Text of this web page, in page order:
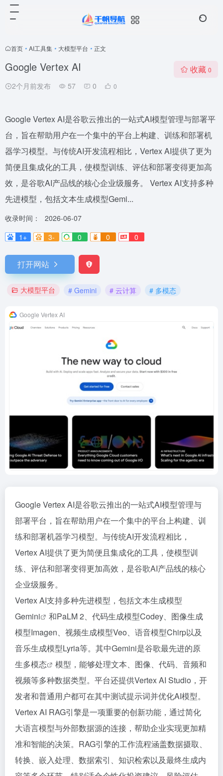
首页 • AI工具集 • 大模型平台 • 正文
Google Vertex AI
2个月前发布 57 0 0
收藏 0
Google Vertex AI是谷歌云推出的一站式AI模型管理与部署平
台，旨在帮助用户在一个集中的平台上构建、训练和部署机
器学习模型。与传统AI开发流程相比，Vertex AI提供了更为
简便且集成化的工具，使模型训练、评估和部署变得更加高
效，是谷歌AI产品线的核心企业级服务。 Vertex AI支持多种
先进模型，包括文本生成模型Gemi...
收录时间：
2026-06-07
1+
3- 0 0 0
打开网站
大模型平台 # Gemini # 云计算 # 多模态
Google Vertex AI
Google Vertex AI是谷歌云推出的一站式AI模型管理与
部署平台，旨在帮助用户在一个集中的平台上构建、训
练和部署机器学习模型。与传统AI开发流程相比，
Vertex AI提供了更为简便且集成化的工具，使模型训
练、评估和部署变得更加高效，是谷歌AI产品线的核心
企业级服务。
Vertex AI支持多种先进模型，包括文本生成模型
Gemini
和PaLM 2、代码生成模型Codey、图像生成
模型Imagen、视频生成模型Veo、语音模型Chirp以及
音乐生成模型Lyria等。其中Gemini是谷歌最先进的原
生多模态
模型，能够处理文本、图像、代码、音频和
视频等多种数据类型。平台还提供Vertex AI Studio，开
发者和普通用户都可在其中测试提示词并优化AI模型。
Vertex AI RAG引擎是一项重要的创新功能，通过简化
大语言模型与外部数据源的连接，帮助企业实现更加精
准和智能的决策。RAG引擎的工作流程涵盖数据摄取、
转换、嵌入处理、数据索引、知识检索以及最终生成内